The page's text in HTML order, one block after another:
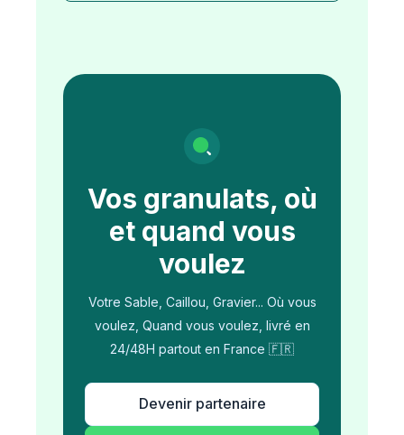
Vos granulats, où
et quand vous
voulez
Votre Sable, Caillou, Gravier... Où vous
voulez, Quand vous voulez, livré en
24/48H partout en France 🇫🇷
Devenir partenaire